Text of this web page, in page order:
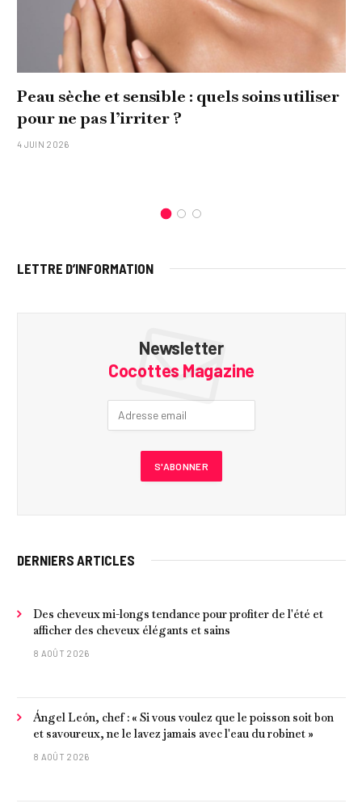
Peau sèche et sensible : quels soins utiliser
pour ne pas l’irriter ?
4 JUIN 2026
LETTRE D’INFORMATION
Newsletter
Cocottes Magazine
DERNIERS ARTICLES
Des cheveux mi-longs tendance pour profiter de l'été et
afficher des cheveux élégants et sains
8 AOÛT 2026
Ángel León, chef : « Si vous voulez que le poisson soit bon
et savoureux, ne le lavez jamais avec l'eau du robinet »
8 AOÛT 2026